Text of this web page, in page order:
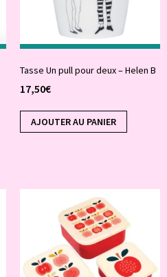
Tasse Un pull pour deux – Helen B
17,50€
AJOUTER AU PANIER